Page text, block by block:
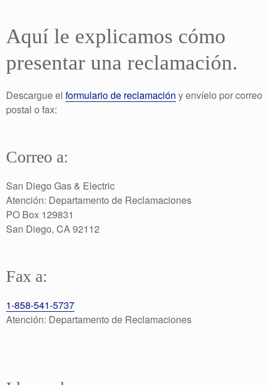
Aquí le explicamos cómo
presentar una reclamación.
Descargue el formulario de reclamación y envíelo por correo
postal o fax:
Correo a:
San Diego Gas & Electric
Atención: Departamento de Reclamaciones
PO Box 129831
San Diego, CA 92112
Fax a:
1-858-541-5737
Atención: Departamento de Reclamaciones